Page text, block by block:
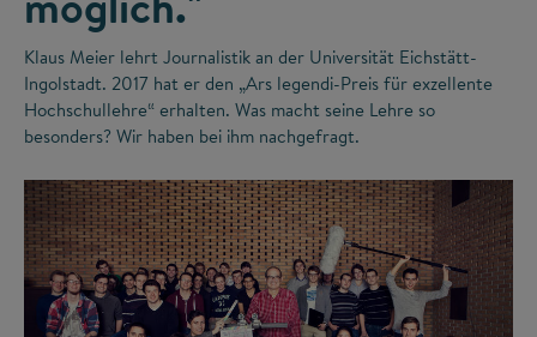
Klaus Meier lehrt Journalistik an der Universität Eichstätt-
Ingolstadt. 2017 hat er den „Ars legendi-Preis für exzellente
Hochschullehre“ erhalten. Was macht seine Lehre so
besonders? Wir haben bei ihm nachgefragt.